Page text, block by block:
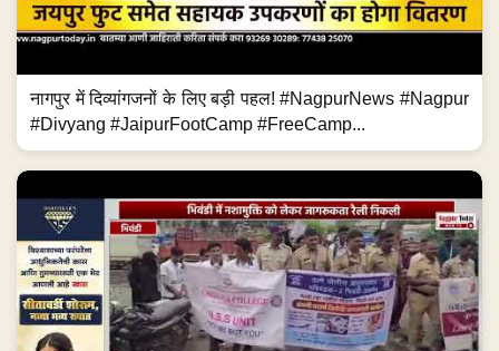
नागपुर में दिव्यांगजनों के लिए बड़ी पहल! #NagpurNews #Nagpur
#Divyang #JaipurFootCamp #FreeCamp...